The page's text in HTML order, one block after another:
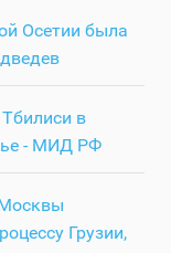
Осетии была
в
- МИД РФ
Грузии,